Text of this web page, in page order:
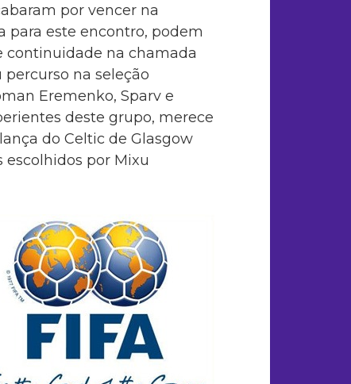
por vencer na
para este encontro, podem
continuidade na chamada
na seleção
Eremenko, Sparv e
deste grupo, merece
do Celtic de Glasgow
escolhidos por Mixu